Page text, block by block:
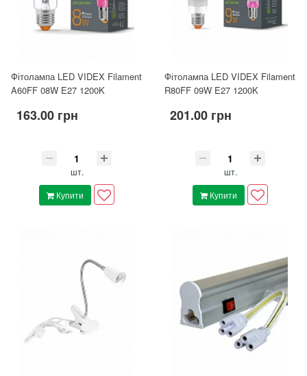
Фітолампа LED VIDEX Filament
A60FF 08W E27 1200K
163.00 грн
шт.
Купити
Фітолампа LED VIDEX Filament
R80FF 09W E27 1200K
201.00 грн
шт.
Купити